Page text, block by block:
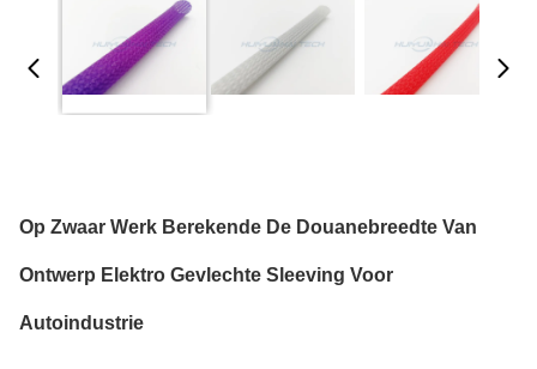
Op Zwaar Werk Berekende De Douanebreedte Van
Ontwerp Elektro Gevlechte Sleeving Voor
Autoindustrie